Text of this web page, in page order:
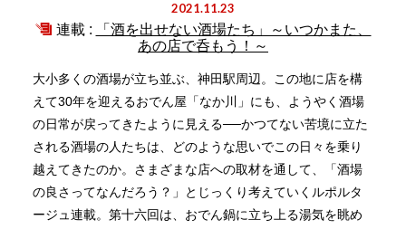
2021.11.23
連載 :
「酒を出せない酒場たち」～いつかまた、
あの店で呑もう！～
大小多くの酒場が立ち並ぶ、神田駅周辺。この地に店を構
えて30年を迎えるおでん屋「なか川」にも、ようやく酒場
の日常が戻ってきたように見える──かつてない苦境に立た
される酒場の人たちは、どのような思いでこの日々を乗り
越えてきたのか。さまざまな店への取材を通して、「酒場
の良さってなんだろう？」とじっくり考えていくルポルタ
ージュ連載。第十六回は、おでん鍋に立ち上る湯気を眺め